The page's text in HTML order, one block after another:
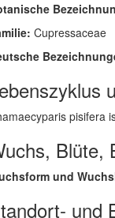
Cupressaceae
pisifera
Blüte,
und
und